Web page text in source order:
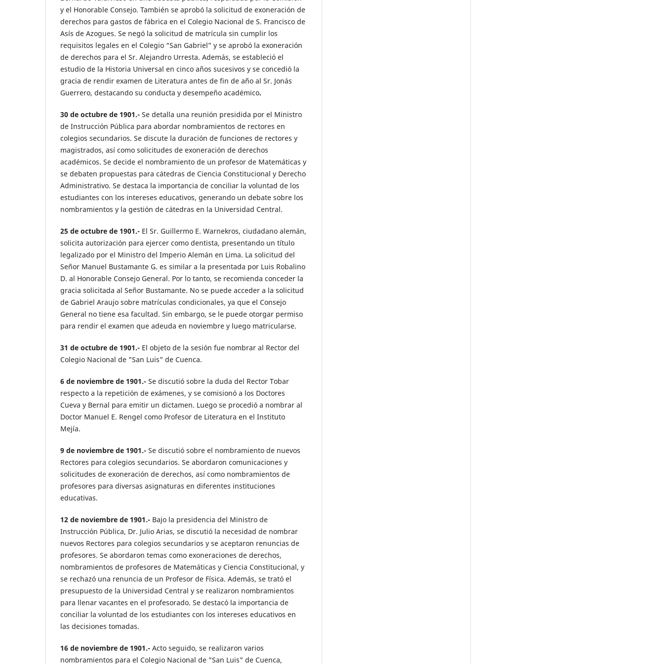
y el Honorable Consejo. También se aprobó la solicitud de exoneración de
derechos para gastos de fábrica en el Colegio Nacional de S. Francisco de
Asís de Azogues. Se negó la solicitud de matrícula sin cumplir los
requisitos legales en el Colegio “San Gabriel” y se aprobó la exoneración
de derechos para el Sr. Alejandro Urresta. Además, se estableció el
estudio de la Historia Universal en cinco años sucesivos y se concedió la
gracia de rendir examen de Literatura antes de fin de año al Sr. Jonás
Guerrero, destacando su conducta y desempeño académico.
30 de octubre de 1901.- Se detalla una reunión presidida por el Ministro
de Instrucción Pública para abordar nombramientos de rectores en
colegios secundarios. Se discute la duración de funciones de rectores y
magistrados, así como solicitudes de exoneración de derechos
académicos. Se decide el nombramiento de un profesor de Matemáticas y
se debaten propuestas para cátedras de Ciencia Constitucional y Derecho
Administrativo. Se destaca la importancia de conciliar la voluntad de los
estudiantes con los intereses educativos, generando un debate sobre los
nombramientos y la gestión de cátedras en la Universidad Central.
25 de octubre de 1901.- El Sr. Guillermo E. Warnekros, ciudadano alemán,
solicita autorización para ejercer como dentista, presentando un título
legalizado por el Ministro del Imperio Alemán en Lima. La solicitud del
Señor Manuel Bustamante G. es similar a la presentada por Luis Robalino
D. al Honorable Consejo General. Por lo tanto, se recomienda conceder la
gracia solicitada al Señor Bustamante. No se puede acceder a la solicitud
de Gabriel Araujo sobre matrículas condicionales, ya que el Consejo
General no tiene esa facultad. Sin embargo, se le puede otorgar permiso
para rendir el examen que adeuda en noviembre y luego matricularse.
31 de octubre de 1901.- El objeto de la sesión fue nombrar al Rector del
Colegio Nacional de "San Luis" de Cuenca.
6 de noviembre de 1901.- Se discutió sobre la duda del Rector Tobar
respecto a la repetición de exámenes, y se comisionó a los Doctores
Cueva y Bernal para emitir un dictamen. Luego se procedió a nombrar al
Doctor Manuel E. Rengel como Profesor de Literatura en el Instituto
Mejía.
9 de noviembre de 1901.- Se discutió sobre el nombramiento de nuevos
Rectores para colegios secundarios. Se abordaron comunicaciones y
solicitudes de exoneración de derechos, así como nombramientos de
profesores para diversas asignaturas en diferentes instituciones
educativas.
12 de noviembre de 1901.- Bajo la presidencia del Ministro de
Instrucción Pública, Dr. Julio Arias, se discutió la necesidad de nombrar
nuevos Rectores para colegios secundarios y se aceptaron renuncias de
profesores. Se abordaron temas como exoneraciones de derechos,
nombramientos de profesores de Matemáticas y Ciencia Constitucional, y
se rechazó una renuncia de un Profesor de Física. Además, se trató el
presupuesto de la Universidad Central y se realizaron nombramientos
para llenar vacantes en el profesorado. Se destacó la importancia de
conciliar la voluntad de los estudiantes con los intereses educativos en
las decisiones tomadas.
16 de noviembre de 1901.- Acto seguido, se realizaron varios
nombramientos para el Colegio Nacional de "San Luis" de Cuenca,